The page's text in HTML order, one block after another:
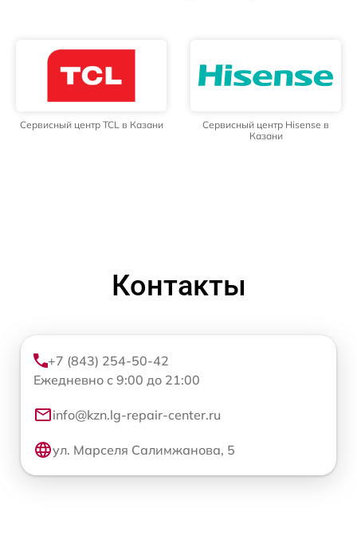
Сервисный центр TCL в Казани
Сервисный центр Hisense в
Казани
Контакты
+7 (843) 254-50-42
Ежедневно с 9:00 до 21:00
info@kzn.lg-repair-center.ru
ул. Марселя Салимжанова, 5